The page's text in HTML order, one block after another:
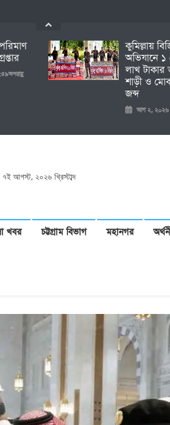
কুমিল্লায়
অভিযানে
লাখ টাকার
শাড়ী ও
জব্দ
আগ ২, ২০২৬ /
৭ই আগস্ট, ২০২৬ খ্রিস্টাব্দ
খবর চট্টগ্রাম বিভাগ মহানগর